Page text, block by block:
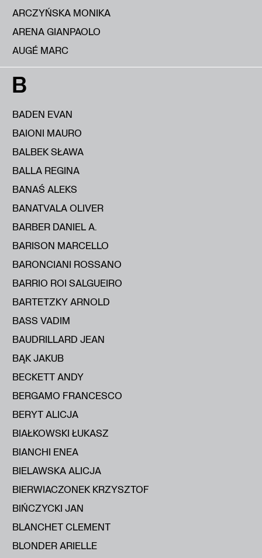
ARCZYŃSKA MONIKA
ARENA GIANPAOLO
AUGÉ MARC
B
BADEN EVAN
BAIONI MAURO
BALBEK SŁAWA
BALLA REGINA
BANAŚ ALEKS
BANATVALA OLIVER
BARBER DANIEL A.
BARISON MARCELLO
BARONCIANI ROSSANO
BARRIO ROI SALGUEIRO
BARTETZKY ARNOLD
BASS VADIM
BAUDRILLARD JEAN
BĄK JAKUB
BECKETT ANDY
BERGAMO FRANCESCO
BERYT ALICJA
BIAŁKOWSKI ŁUKASZ
BIANCHI ENEA
BIELAWSKA ALICJA
BIERWIACZONEK KRZYSZTOF
BIŃCZYCKI JAN
BLANCHET CLEMENT
BLONDER ARIELLE